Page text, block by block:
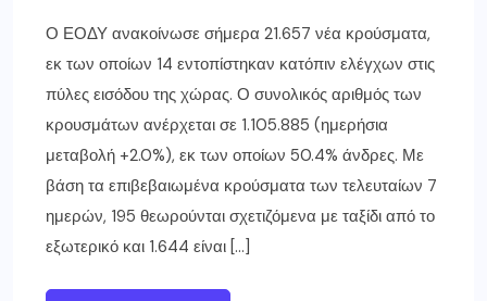
Ο ΕΟΔΥ ανακοίνωσε σήμερα 21.657 νέα κρούσματα,
εκ των οποίων 14 εντοπίστηκαν κατόπιν ελέγχων στις
πύλες εισόδου της χώρας. Ο συνολικός αριθμός των
κρουσμάτων ανέρχεται σε 1.105.885 (ημερήσια
μεταβολή +2.0%), εκ των οποίων 50.4% άνδρες. Με
βάση τα επιβεβαιωμένα κρούσματα των τελευταίων 7
ημερών, 195 θεωρούνται σχετιζόμενα με ταξίδι από το
εξωτερικό και 1.644 είναι […]